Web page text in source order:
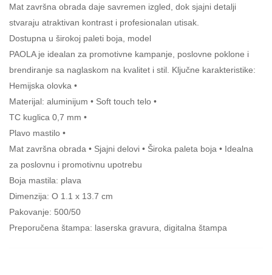
Mat završna obrada daje savremen izgled, dok sjajni detalji
stvaraju atraktivan kontrast i profesionalan utisak.
Dostupna u širokoj paleti boja, model
PAOLA je idealan za promotivne kampanje, poslovne poklone i
brendiranje sa naglaskom na kvalitet i stil. Ključne karakteristike:
Hemijska olovka •
Materijal: aluminijum • Soft touch telo •
TC kuglica 0,7 mm •
Plavo mastilo •
Mat završna obrada • Sjajni delovi • Široka paleta boja • Idealna
za poslovnu i promotivnu upotrebu
Boja mastila: plava
Dimenzija: O 1.1 x 13.7 cm
Pakovanje: 500/50
Preporučena štampa: laserska gravura, digitalna štampa